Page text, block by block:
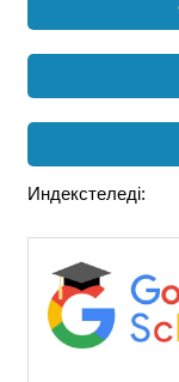
Индекстеледі: